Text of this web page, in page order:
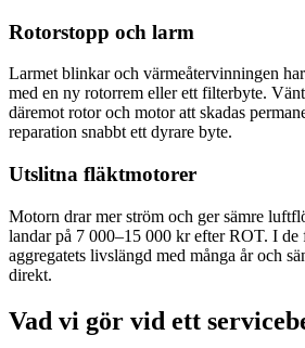
Rotorstopp och larm
Larmet blinkar och värmeåtervinningen
med en ny rotorrem eller ett filterbyte.
däremot rotor och motor att skadas
reparation snabbt ett dyrare byte.
Utslitna fläktmotorer
Motorn drar mer ström och ger sämre
landar på 7 000–15 000 kr efter ROT. I de
aggregatets livslängd med många år och
direkt.
Vad vi gör vid ett